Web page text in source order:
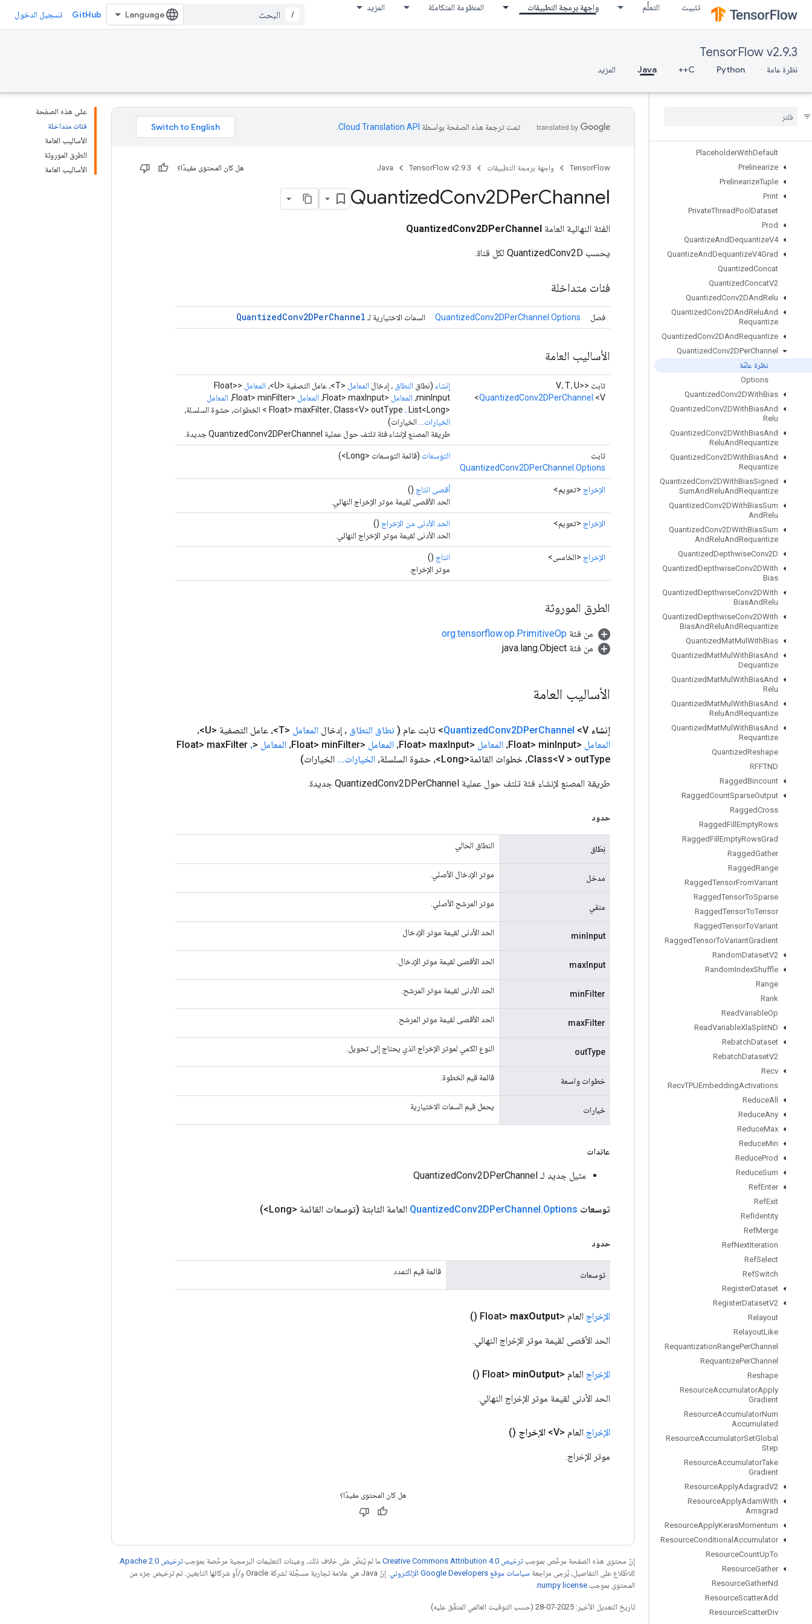
تثبيت التعلُّم واجهة برمجة التطبيقات المنظومة المتكاملة المزيد
/
GitHub تسجيل الدخول
TensorFlow v2.9.3
نظرة عامة Python
C++
Java المزيد
OutfeedEnqueue
OutfeedEnqueueTuple
ParallelBatchDataset
ParallelConcat
ParseExampleDatasetV2
PlaceholderWithDefault
Prelinearize
PrelinearizeTuple
Print
PrivateThreadPool Dataset
Prod
QuantizeAndDequantizeV4
QuantizeAndDequantizeV4Grad
QuantizedConcat
QuantizedConcatV2
QuantizedConv2DAndRelu
QuantizedConv2DAndReluAnd
Requantize
QuantizedConv2DAndRequantize
QuantizedConv2DPerChannel
نظرة عامّة
Options
QuantizedConv2DWithBias
QuantizedConv2DWithBiasAnd
Relu
QuantizedConv2DWithBiasAnd
ReluAndRequantize
QuantizedConv2DWithBiasAnd
Requantize
QuantizedConv2DWithBiasSigned
SumAndReluAndRequantize
QuantizedConv2DWithBiasSum
AndRelu
QuantizedConv2DWithBiasSum
AndReluAndRequantize
QuantizedDepthwiseConv2D
QuantizedDepthwiseConv2DWith
Bias
QuantizedDepthwiseConv2DWith
BiasAndRelu
QuantizedDepthwiseConv2DWith
BiasAndReluAndRequantize
QuantizedMatMul WithBias
QuantizedMatMul WithBiasAnd
Dequantize
QuantizedMatMul WithBiasAnd
Relu
QuantizedMatMul WithBiasAnd
ReluAndRequantize
QuantizedMatMul WithBiasAnd
Requantize
QuantizedReshape
RFFTND
RaggedBincount
RaggedCountSparseOutput
RaggedCross
RaggedFill EmptyRows
RaggedFill EmptyRowsGrad
RaggedGather
RaggedRange
RaggedTensorFromVariant
RaggedTensorToSparse
RaggedTensorToTensor
RaggedTensorToVariant
RaggedTensorToVariantGradient
RandomDatasetV2
RandomIndexShuffle
Range
Rank
ReadVariableOp
ReadVariableXlaSplitND
RebatchDataset
RebatchDatasetV2
Recv
RecvTPUEmbeddingActivations
ReduceAll
ReduceAny
ReduceMax
ReduceMin
ReduceProd
ReduceSum
RefEnter
RefExit
RefIdentity
RefMerge
RefNextIteration
RefSelect
RefSwitch
RegisterDataset
RegisterDatasetV2
Relayout
RelayoutLike
RequantizationRangePerChannel
RequantizePerChannel
Reshape
ResourceAccumulatorApply
Gradient
ResourceAccumulatorNum
Accumulated
ResourceAccumulatorSetGlobal
Step
ResourceAccumulatorTake
Gradient
ResourceApplyAdagradV2
ResourceApplyAdamWith
Amsgrad
ResourceApplyKerasMomentum
ResourceConditional Accumulator
ResourceCountUpTo
ResourceGather
ResourceGatherNd
ResourceScatterAdd
ResourceScatterDiv
على هذه الصفحة
فئات متداخلة
الأساليب العامة
الطرق الموروثة
الأساليب العامة
تمت ترجمة هذه الصفحة بواسطة Cloud Translation API‏
TensorFlow واجهة برمجة التطبيقات TensorFlow v2.9.3
Java هل كان المحتوى مفيدًا؟
QuantizedConv2DPerChannel
الفئة النهائية العامة QuantizedConv2DPerChannel
يحسب QuantizedConv2D لكل قناة.
فئات متداخلة
فصل QuantizedConv2DPerChannel.Options السمات الاختيارية لـ QuantizedConv2DPerChannel
الأساليب العامة
ثابت <V، T، U>
QuantizedConv2DPerChannel <V>
إنشاء (نطاق النطاق ، إدخال المعامل <T>، عامل التصفية <U>، المعامل
<Float>
minInput، المعامل <Float> maxInput، المعامل <Float> minFilter،
المعامل
<Float> maxFilter، Class<V> outType
، List<Long > الخطوات، حشوة السلسلة،
الخيارات...
الخيارات)
طريقة المصنع لإنشاء فئة تلتف حول عملية QuantizedConv2DPerChannel جديدة.
ثابت
QuantizedConv2DPerChannel.Options
التوسعات (قائمة التوسعات <Long>)
الإخراج <تعويم> أقصى انتاج ()
الحد الأقصى لقيمة موتر الإخراج النهائي.
الإخراج <تعويم> الحد الأدنى من الإخراج ()
الحد الأدنى لقيمة موتر الإخراج النهائي.
الإخراج <الخامس> انتاج ()
موتر الإخراج.
الطرق الموروثة
من فئة org.tensorflow.op.PrimitiveOp
من فئة java.lang.Object
الأساليب العامة
إنشاء QuantizedConv2DPerChannel <V> ثابت عام ( نطاق النطاق ، إدخال المعامل <T>، عامل التصفية <U>،
المعامل <Float> minInput، المعامل <Float> maxInput، المعامل <Float> minFilter، المعامل <Float> max
Filter ،
Class<V > outType، خطوات القائمة<Long>، حشوة السلسلة، الخيارات.
.
. الخيارات)
طريقة المصنع لإنشاء فئة تلتف حول عملية QuantizedConv2DPerChannel جديدة.
حدود
نِطَاق النطاق الحالي
مدخل موتر الإدخال الأصلي.
منقي موتر المرشح الأصلي.
minInput الحد الأدنى لقيمة موتر الإدخال
maxInput الحد الأقصى لقيمة موتر الإدخال.
minFilter الحد الأدنى لقيمة موتر المرشح.
maxFilter الحد الأقصى لقيمة موتر المرشح.
outType النوع الكمي لموتر الإخراج الذي يحتاج إلى تحويل.
خطوات واسعة قائمة قيم الخطوة.
خيارات يحمل قيم السمات الاختيارية
عائدات
مثيل جديد لـ QuantizedConv2DPerChannel
توسعات QuantizedConv2DPerChannel.Options العامة الثابتة (توسعات القائمة <Long>)
حدود
توسعات قائمة قيم التمدد
الإخراج العام <Float> maxOutput
()
الحد الأقصى لقيمة موتر الإخراج النهائي.
الإخراج العام <Float> minOutput
()
الحد الأدنى لقيمة موتر الإخراج النهائي.
الإخراج العام <V> الإخراج ()
موتر الإخراج.
هل كان المحتوى مفيدًا؟
إنّ محتوى هذه الصفحة مرخّص بموجبترخيص Creative Commons Attribution 4.0‏ ما لم يُنصّ على خلاف ذلك، وعينات التعليمات البرمجية مرخّصة بموجبترخيص Apache 2.0‏
للاطّلاع على التفاصيل، يُرجى مراجعة سياسات موقع Google Developers الإلكتروني
. إنّ Java هي علامة تجارية مسجَّلة لشركة Oracle و/أو شركائها التابعين. تم ترخيص جزء من
المحتوى بموجب numpy license
تاريخ التعديل الأخير: 2025-07-28 (حسب التوقيت العالمي المتفَّق عليه)